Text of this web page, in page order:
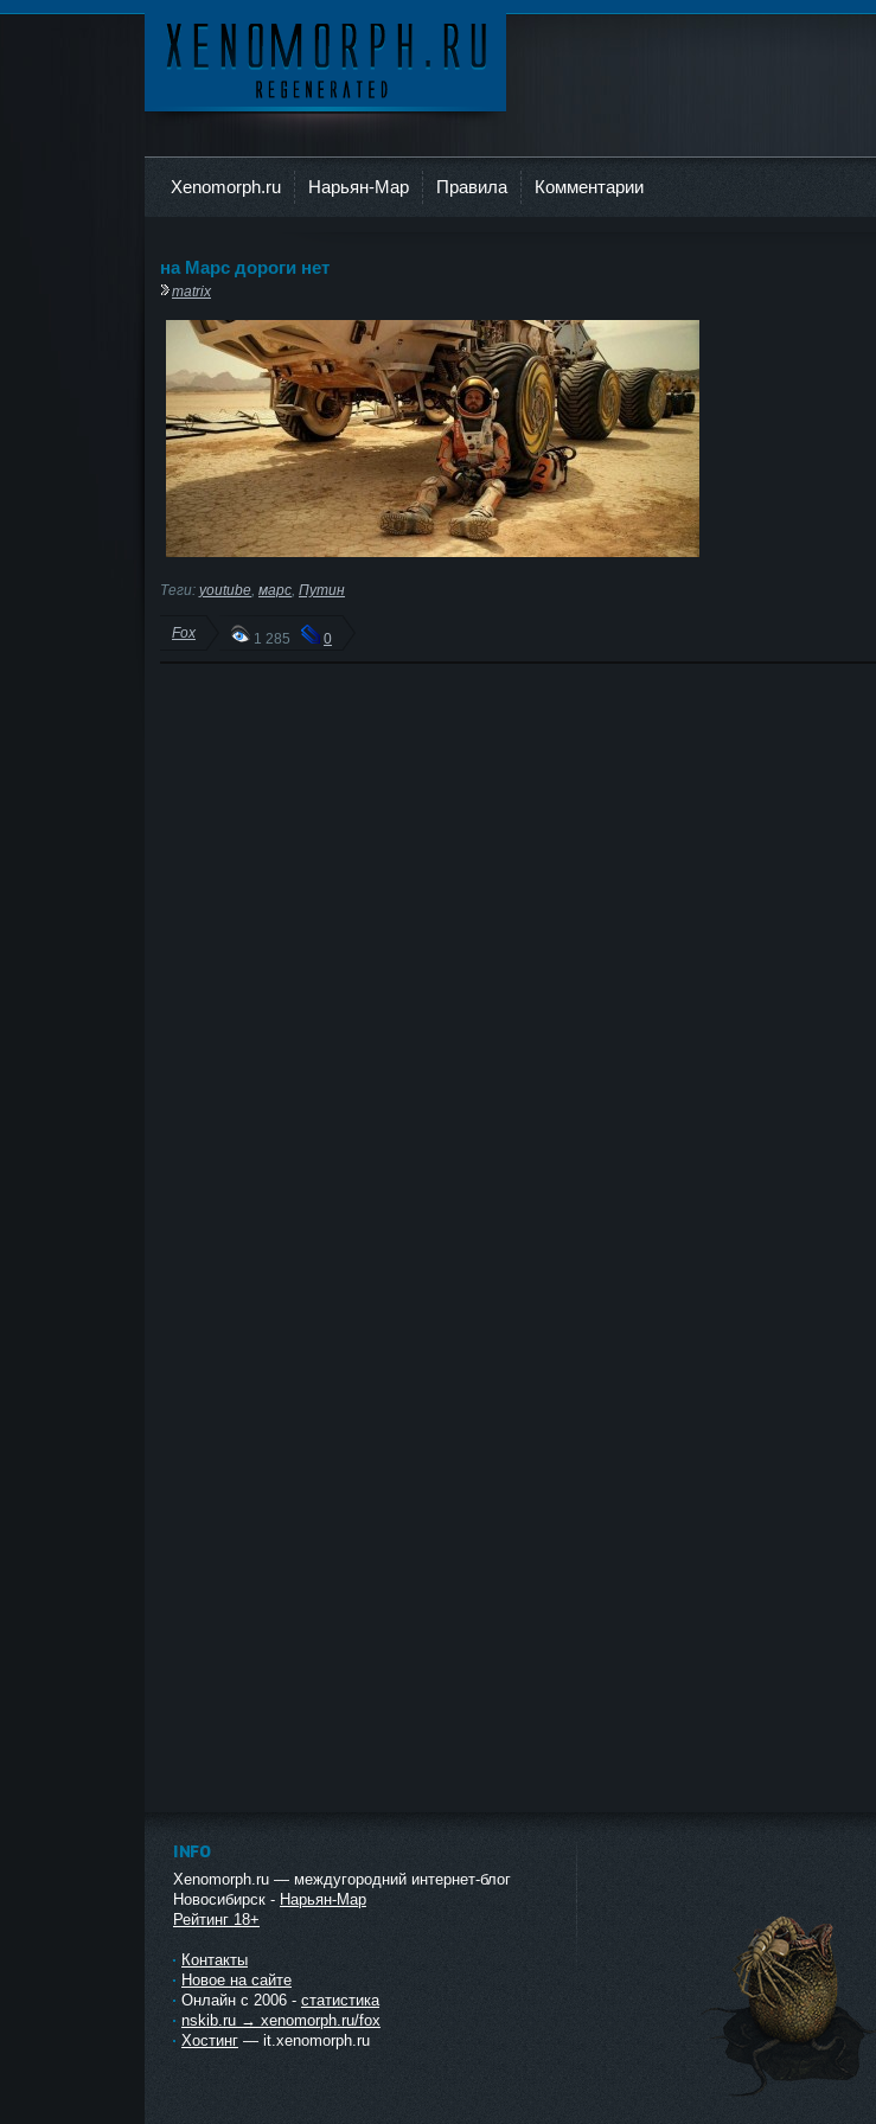
Xenomorph.ru Нарьян-Мар Правила Комментарии
на Марс дороги нет
matrix
Теги: youtube марс Путин
Fox 1 285 0
INFO
Xenomorph.ru — междугородний интернет-блог
Новосибирск - Нарьян-Мар
Рейтинг 18+
Контакты
Новое на сайте
Онлайн с 2006 - статистика
nskib.ru → xenomorph.ru/fox
Хостинг — it.xenomorph.ru